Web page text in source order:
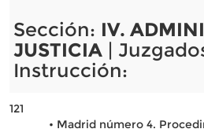
Sección: IV.
JUSTICIA|
Instrucción:
121
• Madrid número 4.